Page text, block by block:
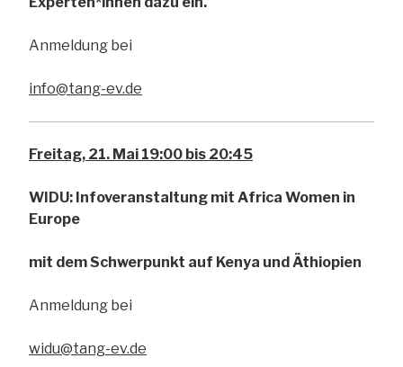
Anmeldung bei
info@tang-ev.de
Freitag, 21. Mai 19:00 bis 20:45
WIDU: Infoveranstaltung mit Africa Women in
Europe
mit dem Schwerpunkt auf Kenya und Äthiopien
Anmeldung bei
widu@tang-ev.de